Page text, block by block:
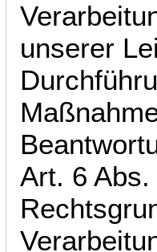
unserer
Art. 6